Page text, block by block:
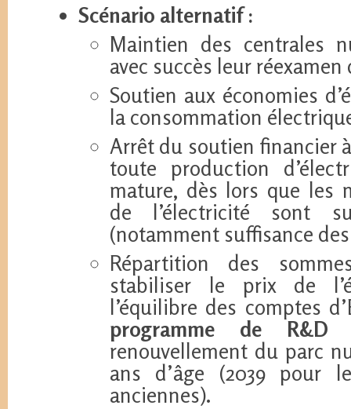
Scénario alternatif :
Maintien des centrales
avec succès leur réexamen
Soutien aux économies
la consommation
Arrêt du soutien financier
toute production
mature, dès lors que les
de l’électricité sont
(notamment suffisance
Répartition des
stabiliser le prix de
l’équilibre des comptes
programme de R&D
renouvellement du parc
ans d’âge (2039 pour
anciennes).